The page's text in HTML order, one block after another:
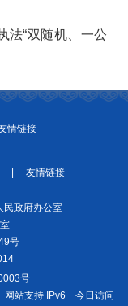
法“双随机、一公
情链接
| 友情链接
政府办公室
号
号
网站支持 IPv6
今日访问